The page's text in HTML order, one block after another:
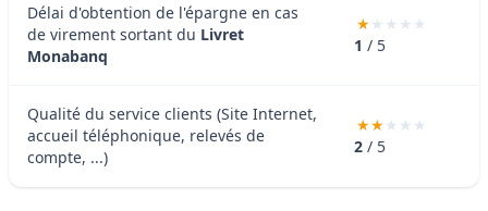
Délai d'obtention de l'épargne en cas
de virement sortant du Livret
Monabanq
1 / 5
Qualité du service clients (Site Internet,
accueil téléphonique, relevés de
compte, ...)
2 / 5